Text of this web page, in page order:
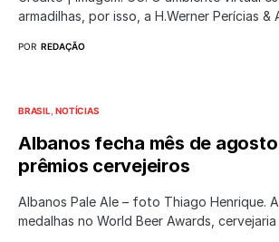
armadilhas, por isso, a H.Werner Perícias &
POR REDAÇÃO
BRASIL NOTÍCIAS
Albanos fecha mês de
prêmios cervejeiros
Albanos Pale Ale – foto Thiago Henrique.
medalhas no World Beer Awards,